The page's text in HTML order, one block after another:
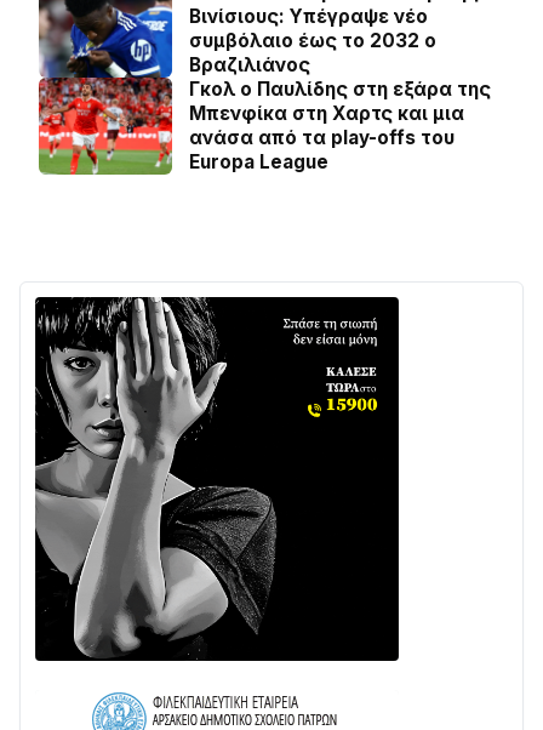
Βινίσιους: Yπέγραψε νέο
συμβόλαιο έως το 2032 ο
Βραζιλιάνος
Γκολ ο Παυλίδης στη εξάρα της
Μπενφίκα στη Χαρτς και μια
ανάσα από τα play-offs του
Europa League